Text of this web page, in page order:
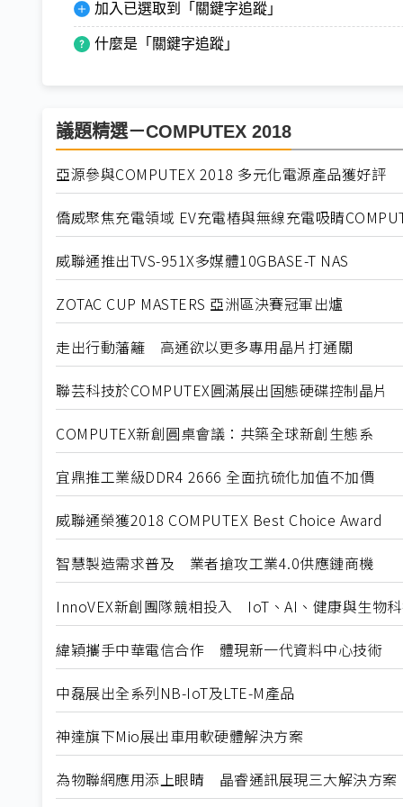
加入已選取到「關鍵字追蹤」
什麼是「關鍵字追蹤」
議題精選－COMPUTEX 2018
亞源參與COMPUTEX 2018 多元化電源產品獲好評
僑威聚焦充電領域 EV充電樁與無線充電吸睛
威聯通推出TVS-951X多媒體10GBASE-T NAS
ZOTAC CUP MASTERS 亞洲區決賽冠軍出爐
走出行動藩籬 高通欲以更多專用晶片打通關
聯芸科技於COMPUTEX圓滿展出固態硬碟控制晶片
COMPUTEX新創圓桌會議：共築全球新創生態系
宜鼎推工業級DDR4 2666 全面抗硫化加值不加價
威聯通榮獲2018 COMPUTEX Best Choice Award
智慧製造需求普及 業者搶攻工業4.0供應鏈商機
InnoVEX新創團隊競相投入 IoT、AI、健康與生物
緯穎攜手中華電信合作 體現新一代資料中心技術
中磊展出全系列NB-IoT及LTE-M產品
神達旗下Mio展出車用軟硬體解決方案
為物聯網應用添上眼睛 晶睿通訊展現三大解決方案